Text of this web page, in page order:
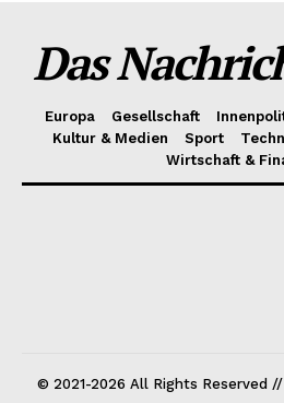
Das
Europa Gesellschaft
Kultur & Medien
Sport
Wirtschaft &
© 2021-2026 All Rights Reserved